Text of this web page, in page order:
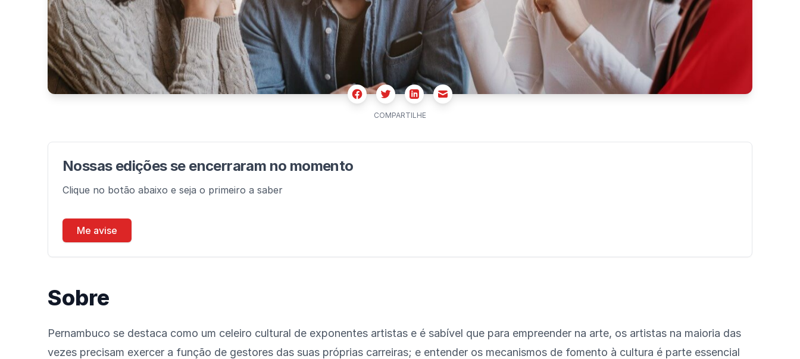
FacebookTwitterLinkedinEmail
COMPARTILHE
Nossas edições se encerraram no momento
Clique no botão abaixo e seja o primeiro a saber
Me avise
Sobre
Pernambuco se destaca como um celeiro cultural de exponentes artistas e é sabível que para empreender na arte, os artistas na maioria das
vezes precisam exercer a função de gestores das suas próprias carreiras; e entender os mecanismos de fomento à cultura é parte essencial